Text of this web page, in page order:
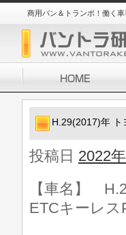
商用バン＆トランポ！働く車
H.29(2017)年 ト
投稿日 2022
【車名】
ETCキーレス